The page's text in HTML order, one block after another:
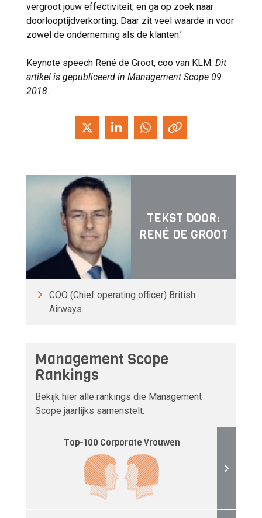
vergroot jouw effectiviteit, en ga op zoek naar
doorlooptijdverkorting. Daar zit veel waarde in voor
zowel de onderneming als de klanten.’
Keynote speech René de Groot, coo van KLM. Dit
artikel is gepubliceerd in Management Scope 09
2018.
TEKST DOOR:
RENÉ DE GROOT
COO (Chief operating officer) British
Airways
Management Scope
Rankings
Bekijk hier alle rankings die Management
Scope jaarlijks samenstelt.
Top-100 Corporate Vrouwen